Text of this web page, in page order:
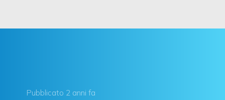
Pubblicato 2 anni fa